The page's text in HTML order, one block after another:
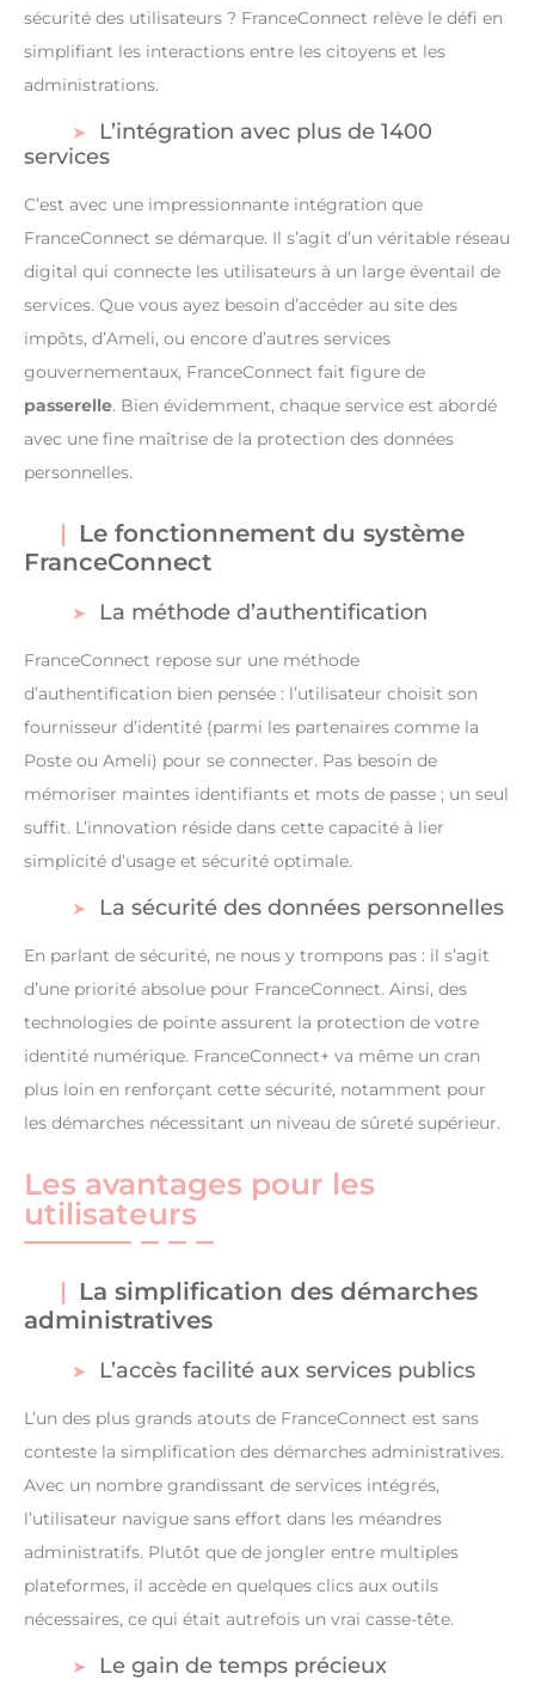
sécurité des utilisateurs ? FranceConnect relève le défi en
simplifiant les interactions entre les citoyens et les
administrations.
L’intégration avec plus de 1400
services
C’est avec une impressionnante intégration que
FranceConnect se démarque. Il s’agit d’un véritable réseau
digital qui connecte les utilisateurs à un large éventail de
services. Que vous ayez besoin d’accéder au site des
impôts, d’Ameli, ou encore d’autres services
gouvernementaux, FranceConnect fait figure de
passerelle. Bien évidemment, chaque service est abordé
avec une fine maîtrise de la protection des données
personnelles.
Le fonctionnement du système
FranceConnect
La méthode d’authentification
FranceConnect repose sur une méthode
d’authentification bien pensée : l’utilisateur choisit son
fournisseur d’identité (parmi les partenaires comme la
Poste ou Ameli) pour se connecter. Pas besoin de
mémoriser maintes identifiants et mots de passe ; un seul
suffit. L’innovation réside dans cette capacité à lier
simplicité d’usage et sécurité optimale.
La sécurité des données personnelles
En parlant de sécurité, ne nous y trompons pas : il s’agit
d’une priorité absolue pour FranceConnect. Ainsi, des
technologies de pointe assurent la protection de votre
identité numérique. FranceConnect+ va même un cran
plus loin en renforçant cette sécurité, notamment pour
les démarches nécessitant un niveau de sûreté supérieur.
Les avantages pour les
utilisateurs
La simplification des démarches
administratives
L’accès facilité aux services publics
L’un des plus grands atouts de FranceConnect est sans
conteste la simplification des démarches administratives.
Avec un nombre grandissant de services intégrés,
l’utilisateur navigue sans effort dans les méandres
administratifs. Plutôt que de jongler entre multiples
plateformes, il accède en quelques clics aux outils
nécessaires, ce qui était autrefois un vrai casse-tête.
Le gain de temps précieux